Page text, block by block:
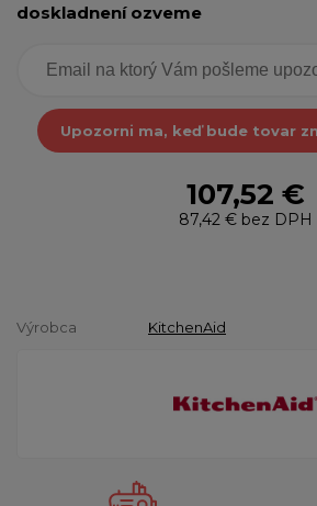
doskladnení ozveme
Upozorni ma, keď bude tovar
107,52 €
87,42 € bez DPH
Výrobca KitchenAid